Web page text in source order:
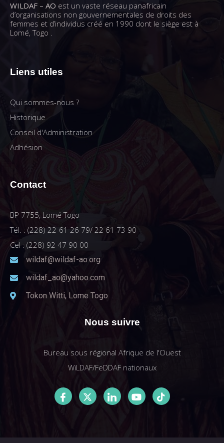
WILDAF – AO est un vaste réseau panafricain
d’organisations non gouvernementales de droits des
femmes et d’individus créé en 1990 dont le siège est à
Lomé, Togo .
Liens utiles
Qui sommes-nous ?
Historique
Conseil d'Administration
Adhésion
Contact
BP 7755, Lomé Togo
Tél. : (228) 22-61 26 79/ 22 61 73 90
Cel : (228) 92 47 90 00
wildaf@wildaf-ao.org
wildaf_ao@yahoo.com
Tokon Witti, Lome Togo
Nous suivre
Bureau sous régional Afrique de l'Ouest
WiLDAF/FeDDAF nationaux